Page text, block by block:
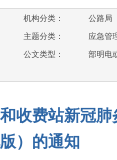
机构分类：
公路局
主题分类：
应急管
公文类型：
部明电
收费站新冠肺
版）的通知